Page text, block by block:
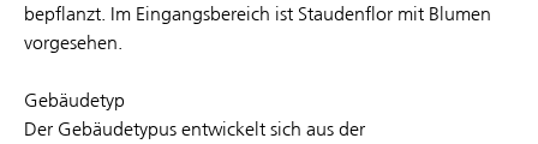
bepflanzt. Im Eingangsbereich ist Staudenflor mit Blumen
vorgesehen.
Gebäudetyp
Der Gebäudetypus entwickelt sich aus der